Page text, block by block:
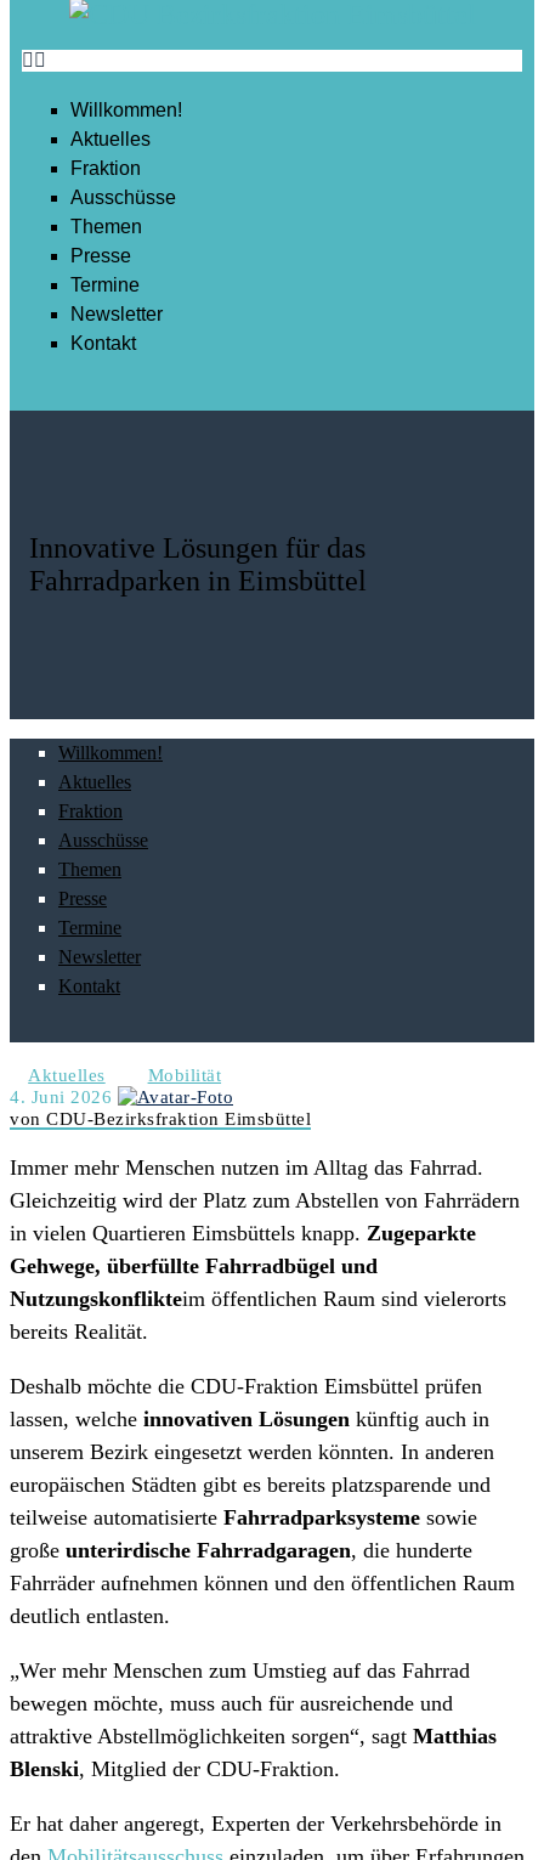
Willkommen!
Aktuelles
Fraktion
Ausschüsse
Themen
Presse
Termine
Newsletter
Kontakt
Innovative Lösungen für das
Fahrradparken in Eimsbüttel
Willkommen!
Aktuelles
Fraktion
Ausschüsse
Themen
Presse
Termine
Newsletter
Kontakt
Aktuelles
Mobilität
4. Juni 2026
von CDU-Bezirksfraktion Eimsbüttel
Immer mehr Menschen nutzen im Alltag das Fahrrad.
Gleichzeitig wird der Platz zum Abstellen von Fahrrädern
in vielen Quartieren Eimsbüttels knapp. Zugeparkte
Gehwege, überfüllte Fahrradbügel und
Nutzungskonflikteim öffentlichen Raum sind vielerorts
bereits Realität.
Deshalb möchte die CDU-Fraktion Eimsbüttel prüfen
lassen, welche innovativen Lösungen künftig auch in
unserem Bezirk eingesetzt werden könnten. In anderen
europäischen Städten gibt es bereits platzsparende und
teilweise automatisierte Fahrradparksysteme sowie
große unterirdische Fahrradgaragen, die hunderte
Fahrräder aufnehmen können und den öffentlichen Raum
deutlich entlasten.
„Wer mehr Menschen zum Umstieg auf das Fahrrad
bewegen möchte, muss auch für ausreichende und
attraktive Abstellmöglichkeiten sorgen“, sagt Matthias
Blenski, Mitglied der CDU-Fraktion.
Er hat daher angeregt, Experten der Verkehrsbehörde in